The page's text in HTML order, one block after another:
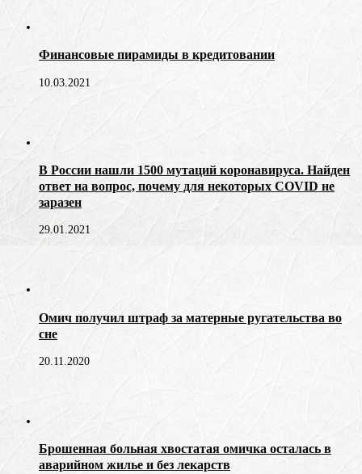
Финансовые пирамиды в кредитовании
10.03.2021
В России нашли 1500 мутаций коронавируса. Найден
ответ на вопрос, почему для некоторых COVID не
заразен
29.01.2021
Омич получил штраф за матерные ругательства во
сне
20.11.2020
Брошенная больная хвостатая омичка осталась в
аварийном жилье и без лекарств